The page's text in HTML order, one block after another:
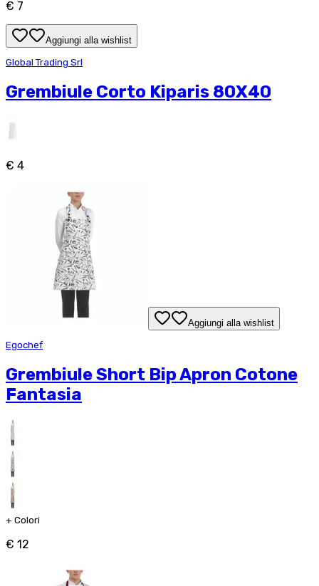
€ 7
Aggiungi alla wishlist
Global Trading Srl
Grembiule Corto Kiparis 80X40
€ 4
Aggiungi alla wishlist
Egochef
Grembiule Short Bip Apron Cotone
Fantasia
+ Colori
€ 12